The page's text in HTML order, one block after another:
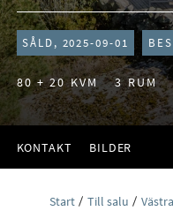
SÅLD, 2025-09-01
80 + 20 KVM 3 RUM
KONTAKT BILDER
Start Till salu